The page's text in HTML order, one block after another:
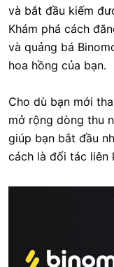
và bắt đầu kiếm
Khám phá cách
và quảng bá
hoa hồng của bạn.
Cho dù bạn mới
mở rộng dòng thu
giúp bạn bắt đầu
cách là đối tác liên